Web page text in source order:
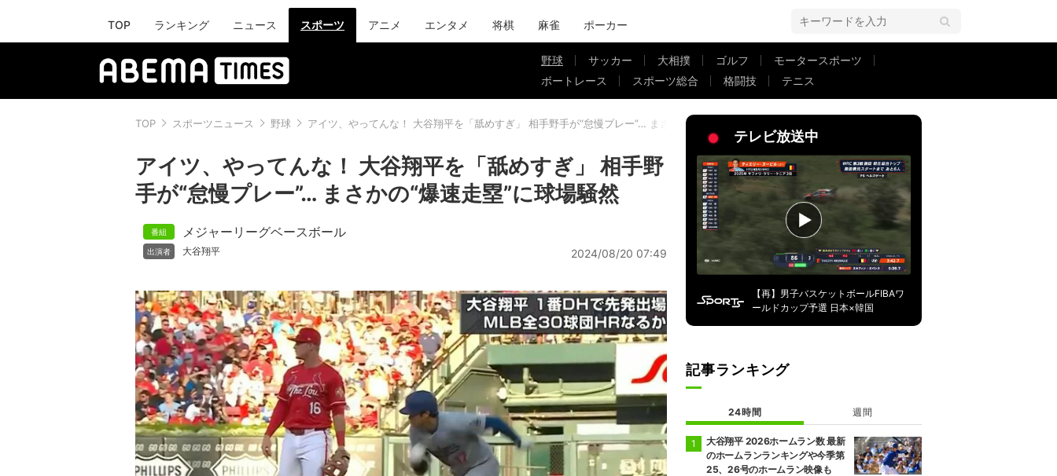
TOP ランキング ニュース スポーツ アニメ エンタメ 将棋 麻雀 ポーカー
野球 サッカー 大相撲 ゴルフ
モータースポーツ
ボートレース
スポーツ総合 格闘技 テニス
TOP スポーツニュース 野球 アイツ、やってんな！ 大谷翔平を「舐めすぎ」 相手野手が“怠慢プレー”… まさかの“爆速走塁”に球場騒然
アイツ、やってんな！ 大谷翔平を「舐めすぎ」 相手野
手が“怠慢プレー”… まさかの“爆速走塁”に球場騒然
メジャーリーグベースボール
大谷翔平 2024/08/20 07:49
テレビ放送中
【再】男子バスケットボールFIBAワ
ールドカップ予選 日本×韓国
記事ランキング
24時間 週間
大谷翔平 2026ホームラン数 最新
のホームランランキングや今季第
25、26号のホームラン映像も